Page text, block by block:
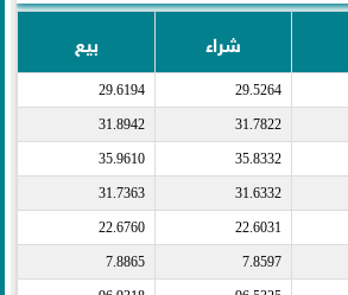
شراء بيع
29.5264
29.6194
31.7822
31.8942
35.8332
35.9610
31.6332
31.7363
22.6031
22.6760
7.8597
7.8865